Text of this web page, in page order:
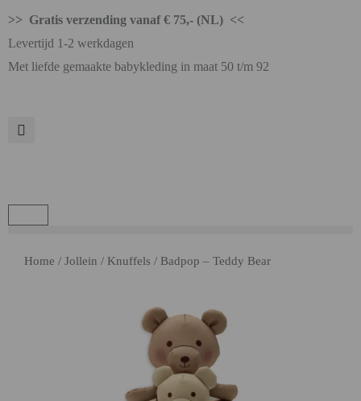
>> Gratis verzending vanaf € 75,- (NL) <<
Levertijd 1-2 werkdagen
Met liefde gemaakte babykleding in maat 50 t/m 92
Home / Jollein / Knuffels / Badpop – Teddy Bear